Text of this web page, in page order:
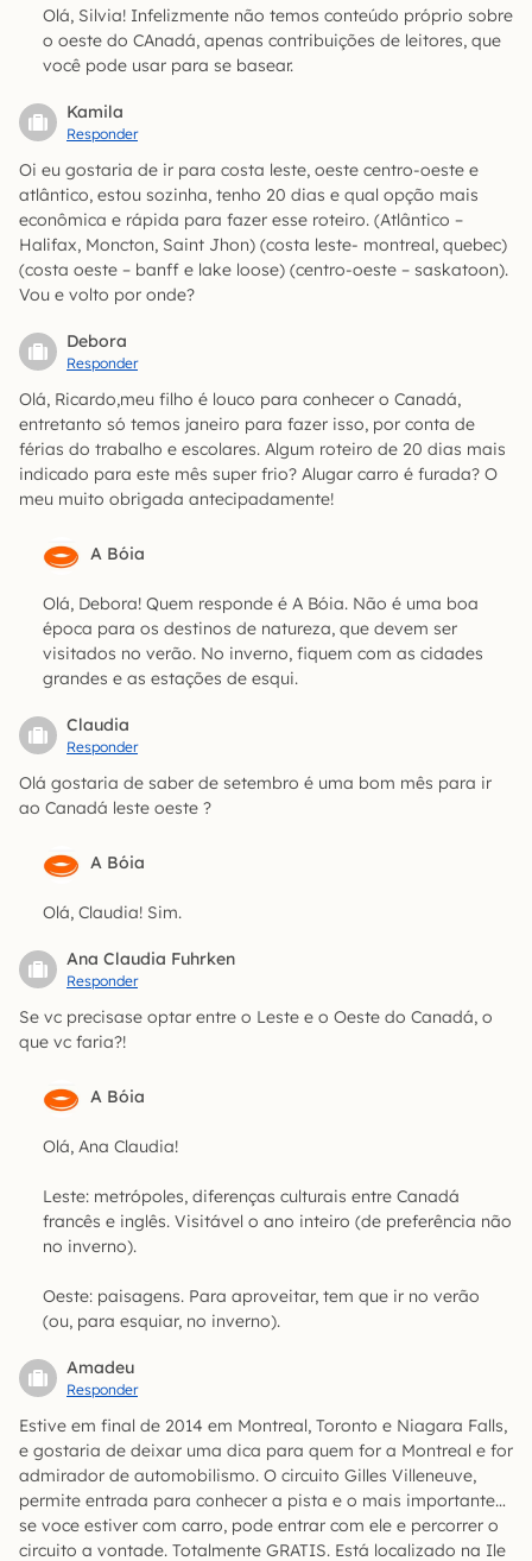
Olá, Silvia! Infelizmente não temos conteúdo próprio sobre
o oeste do CAnadá, apenas contribuições de leitores, que
você pode usar para se basear.
Kamila
Responder
Oi eu gostaria de ir para costa leste, oeste centro-oeste e
atlântico, estou sozinha, tenho 20 dias e qual opção mais
econômica e rápida para fazer esse roteiro. (Atlântico –
Halifax, Moncton, Saint Jhon) (costa leste- montreal, quebec)
(costa oeste – banff e lake loose) (centro-oeste – saskatoon).
Vou e volto por onde?
Debora
Responder
Olá, Ricardo,meu filho é louco para conhecer o Canadá,
entretanto só temos janeiro para fazer isso, por conta de
férias do trabalho e escolares. Algum roteiro de 20 dias mais
indicado para este mês super frio? Alugar carro é furada? O
meu muito obrigada antecipadamente!
A Bóia
Olá, Debora! Quem responde é A Bóia. Não é uma boa
época para os destinos de natureza, que devem ser
visitados no verão. No inverno, fiquem com as cidades
grandes e as estações de esqui.
Claudia
Responder
Olá gostaria de saber de setembro é uma bom mês para ir
ao Canadá leste oeste ?
A Bóia
Olá, Claudia! Sim.
Ana Claudia Fuhrken
Responder
Se vc precisase optar entre o Leste e o Oeste do Canadá, o
que vc faria?!
A Bóia
Olá, Ana Claudia!
Leste: metrópoles, diferenças culturais entre Canadá
francês e inglês. Visitável o ano inteiro (de preferência não
no inverno).
Oeste: paisagens. Para aproveitar, tem que ir no verão
(ou, para esquiar, no inverno).
Amadeu
Responder
Estive em final de 2014 em Montreal, Toronto e Niagara Falls,
e gostaria de deixar uma dica para quem for a Montreal e for
admirador de automobilismo. O circuito Gilles Villeneuve,
permite entrada para conhecer a pista e o mais importante…
se voce estiver com carro, pode entrar com ele e percorrer o
circuito a vontade. Totalmente GRATIS. Está localizado na Ile